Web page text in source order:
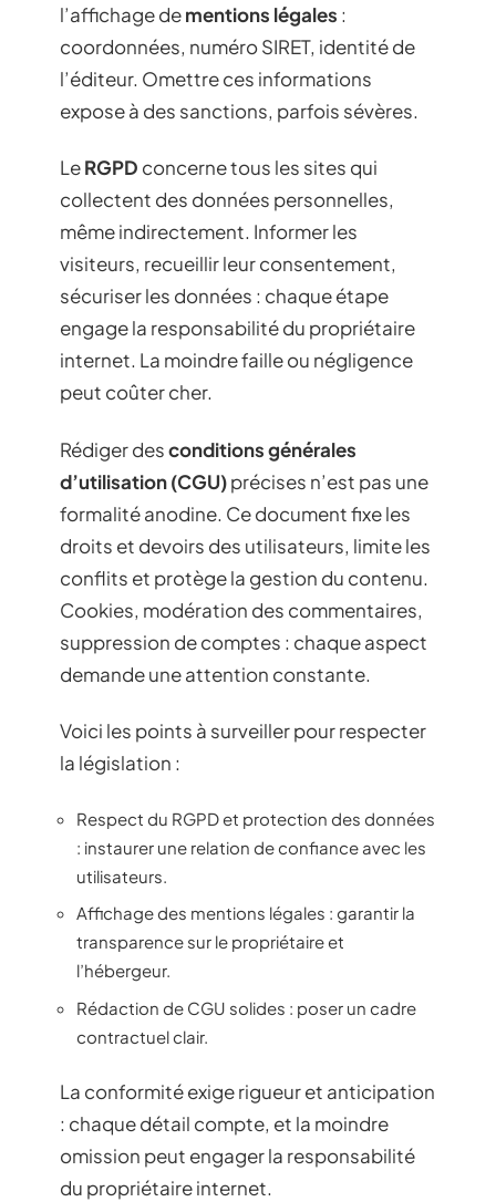
l’affichage dementions légales :
coordonnées, numéro SIRET, identité de
l’éditeur. Omettre ces informations
expose à des sanctions, parfois sévères.
LeRGPD concerne tous les sites qui
collectent des données personnelles,
même indirectement. Informer les
visiteurs, recueillir leur consentement,
sécuriser les données : chaque étape
engage la responsabilité du propriétaire
internet. La moindre faille ou négligence
peut coûter cher.
Rédiger desconditions générales
d’utilisation (CGU)précises n’est pas une
formalité anodine. Ce document fixe les
droits et devoirs des utilisateurs, limite les
conflits et protège la gestion du contenu.
Cookies, modération des commentaires,
suppression de comptes : chaque aspect
demande une attention constante.
Voici les points à surveiller pour respecter
la législation :
Respect du RGPD et protection des données
: instaurer une relation de confiance avec les
utilisateurs.
Affichage des mentions légales : garantir la
transparence sur le propriétaire et
l’hébergeur.
Rédaction de CGU solides : poser un cadre
contractuel clair.
La conformité exige rigueur et anticipation
: chaque détail compte, et la moindre
omission peut engager la responsabilité
du propriétaire internet.